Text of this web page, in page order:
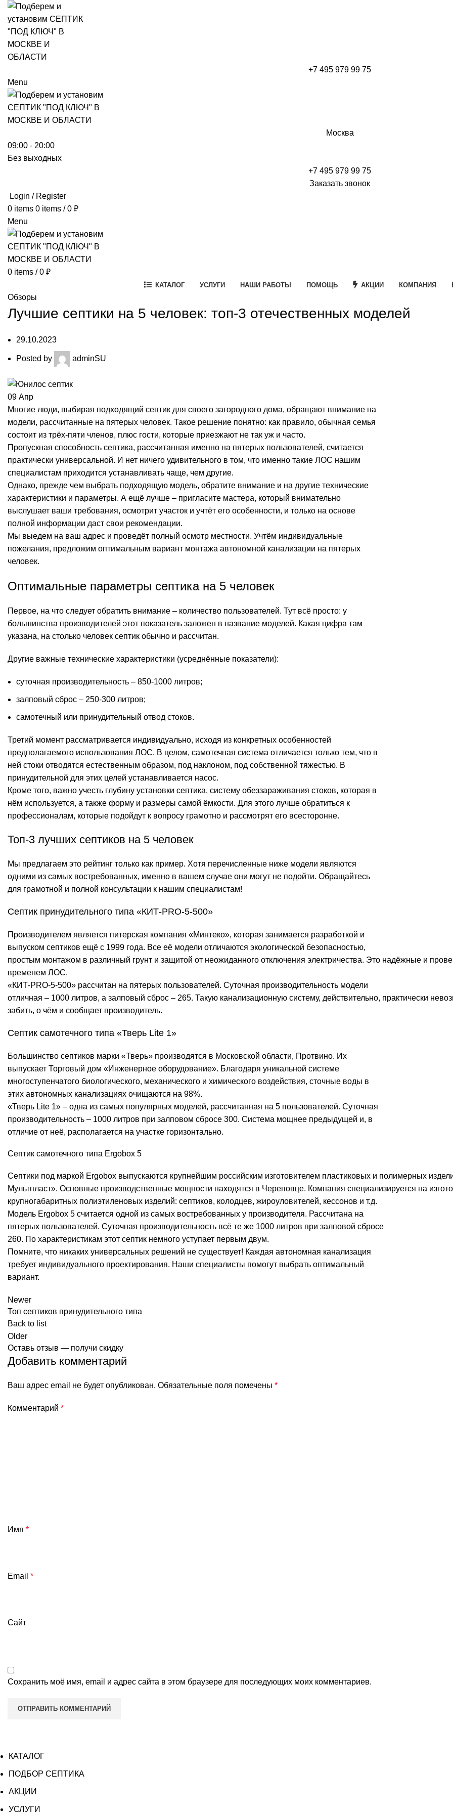
+7 495 979 99 75
Menu
Москва
09:00 - 20:00
Без выходных
+7 495 979 99 75
Заказать звонок
Login / Register
0 items 0 items / 0 ₽
Menu
0 items / 0 ₽
КАТАЛОГ УСЛУГИ НАШИ РАБОТЫ ПОМОЩЬ АКЦИИ КОМПАНИЯ
Обзоры
Лучшие септики на 5 человек: топ-3 отечественных моделей
29.10.2023
Posted by adminSU
09 Апр
Многие люди, выбирая подходящий септик для своего загородного дома, обращают внимание на
модели, рассчитанные на пятерых человек. Такое решение понятно: как правило, обычная семья
состоит из трёх-пяти членов, плюс гости, которые приезжают не так уж и часто.
Пропускная способность септика, рассчитанная именно на пятерых пользователей, считается
практически универсальной. И нет ничего удивительного в том, что именно такие ЛОС нашим
специалистам приходится устанавливать чаще, чем другие.
Однако, прежде чем выбрать подходящую модель, обратите внимание и на другие технические
характеристики и параметры. А ещё лучше – пригласите мастера, который внимательно
выслушает ваши требования, осмотрит участок и учтёт его особенности, и только на основе
полной информации даст свои рекомендации.
Мы выедем на ваш адрес и проведёт полный осмотр местности. Учтём индивидуальные
пожелания, предложим оптимальным вариант монтажа автономной канализации на пятерых
человек.
Оптимальные параметры септика на 5 человек
Первое, на что следует обратить внимание – количество пользователей. Тут всё просто: у
большинства производителей этот показатель заложен в название моделей. Какая цифра там
указана, на столько человек септик обычно и рассчитан.
Другие важные технические характеристики (усреднённые показатели):
суточная производительность – 850-1000 литров;
залповый сброс – 250-300 литров;
самотечный или принудительный отвод стоков.
Третий момент рассматривается индивидуально, исходя из конкретных особенностей
предполагаемого использования ЛОС. В целом, самотечная система отличается только тем, что в
ней стоки отводятся естественным образом, под наклоном, под собственной тяжестью. В
принудительной для этих целей устанавливается насос.
Кроме того, важно учесть глубину установки септика, систему обеззараживания стоков, которая в
нём используется, а также форму и размеры самой ёмкости. Для этого лучше обратиться к
профессионалам, которые подойдут к вопросу грамотно и рассмотрят его всесторонне.
Топ-3 лучших септиков на 5 человек
Мы предлагаем это рейтинг только как пример. Хотя перечисленные ниже модели являются
одними из самых востребованных, именно в вашем случае они могут не подойти. Обращайтесь
для грамотной и полной консультации к нашим специалистам!
Септик принудительного типа «КИТ-PRO-5-500»
Производителем является питерская компания «Минтеко», которая занимается разработкой и
выпуском септиков ещё с 1999 года. Все её модели отличаются экологической безопасностью,
простым монтажом в различный грунт и защитой от неожиданного отключения электричества. Это надёжные и
временем ЛОС.
«КИТ-PRO-5-500» рассчитан на пятерых пользователей. Суточная производительность модели
отличная – 1000 литров, а залповый сброс – 265. Такую канализационную систему, действительно, практически
забить, о чём и сообщает производитель.
Септик самотечного типа «Тверь Lite 1»
Большинство септиков марки «Тверь» производятся в Московской области, Протвино. Их
выпускает Торговый дом «Инженерное оборудование». Благодаря уникальной системе
многоступенчатого биологического, механического и химического воздействия, сточные воды в
этих автономных канализациях очищаются на 98%.
«Тверь Lite 1» – одна из самых популярных моделей, рассчитанная на 5 пользователей. Суточная
производительность – 1000 литров при залповом сбросе 300. Система мощнее предыдущей и, в
отличие от неё, располагается на участке горизонтально.
Септик самотечного типа Ergobox 5
Септики под маркой Ergobox выпускаются крупнейшим российским изготовителем пластиковых и полимерных
Мультпласт». Основные производственные мощности находятся в Череповце. Компания специализируется на
крупногабаритных полиэтиленовых изделий: септиков, колодцев, жироуловителей, кессонов и т.д.
Модель Ergobox 5 считается одной из самых востребованных у производителя. Рассчитана на
пятерых пользователей. Суточная производительность всё те же 1000 литров при залповой сбросе
260. По характеристикам этот септик немного уступает первым двум.
Помните, что никаких универсальных решений не существует! Каждая автономная канализация
требует индивидуального проектирования. Наши специалисты помогут выбрать оптимальный
вариант.
Newer
Топ септиков принудительного типа
Back to list
Older
Оставь отзыв — получи скидку
Добавить комментарий
Ваш адрес email не будет опубликован. Обязательные поля помечены *
Комментарий *
Имя *
Email *
Сайт
Сохранить моё имя, email и адрес сайта в этом браузере для последующих моих комментариев.
КАТАЛОГ
ПОДБОР СЕПТИКА
АКЦИИ
УСЛУГИ